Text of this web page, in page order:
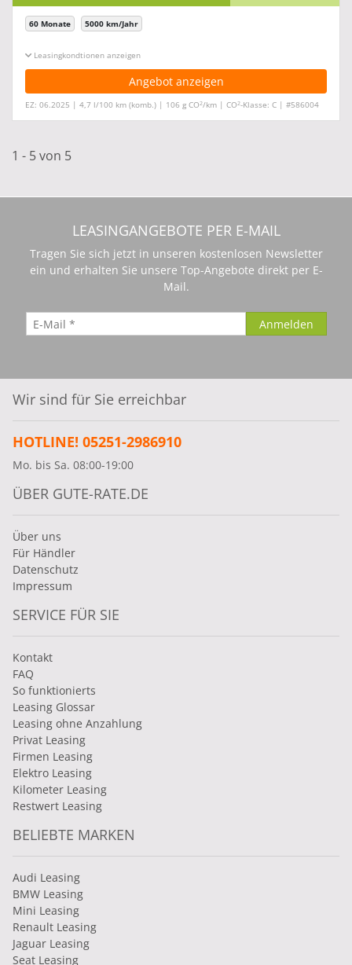
60 Monate 5000 km/Jahr
Leasingkonditionen ein-/ausblenden
Angebot anzeigen
EZ: 06.2025 | 4,7 l/100 km (komb.) | 106 g CO2/km | CO2-Klasse: C | #586004
1 - 5 von 5
LEASINGANGEBOTE PER E-MAIL
Tragen Sie sich jetzt in unseren kostenlosen Newsletter
ein und erhalten Sie unsere Top-Angebote direkt per E-
Mail.
Wir sind für Sie erreichbar
HOTLINE! 05251-2986910
Mo. bis Sa. 08:00-19:00
ÜBER GUTE-RATE.DE
Über uns
Für Händler
Datenschutz
Impressum
SERVICE FÜR SIE
Kontakt
FAQ
So funktionierts
Leasing Glossar
Leasing ohne Anzahlung
Privat Leasing
Firmen Leasing
Elektro Leasing
Kilometer Leasing
Restwert Leasing
BELIEBTE MARKEN
Audi Leasing
BMW Leasing
Mini Leasing
Renault Leasing
Jaguar Leasing
Seat Leasing